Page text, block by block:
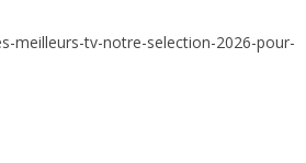
meilleurs-tv-notre-selection-2026-pour-